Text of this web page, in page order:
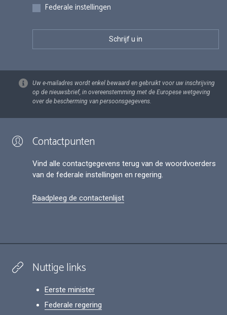
Federale instellingen
Uw e-mailadres wordt enkel bewaard en gebruikt voor uw inschrijving
op de nieuwsbrief, in overeenstemming met de Europese wetgeving
over de bescherming van persoonsgegevens.
Contactpunten
Vind alle contactgegevens terug van de woordvoerders
van de federale instellingen en regering.
Raadpleeg de contactenlijst
Nuttige links
Eerste minister
Federale regering